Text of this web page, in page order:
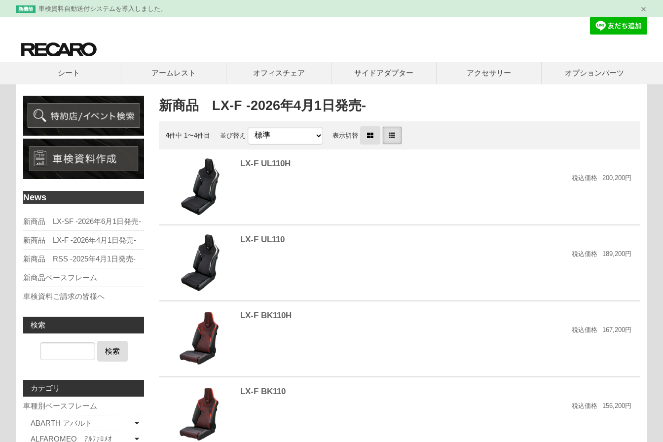
新機能 車検資料自動送付システムを導入しました。
シート アームレスト オフィスチェア サイドアダプター アクセサリー オプションパーツ
新商品 LX-F -2026年4月1日発売-
4件中 1〜4件目 並び替え 表示切替
LX-F UL110H
税込価格 200,200円
LX-F UL110
税込価格 189,200円
LX-F BK110H
税込価格 167,200円
LX-F BK110
税込価格 156,200円
News
新商品 LX-SF -2026年6月1日発売-
新商品 LX-F -2026年4月1日発売-
新商品 RSS -2025年4月1日発売-
新商品ベースフレーム
車検資料ご請求の皆様へ
検索
検索
カテゴリ
車種別ベースフレーム
ABARTH アバルト
ALFAROMEO ｱﾙﾌｧﾛﾒｵ